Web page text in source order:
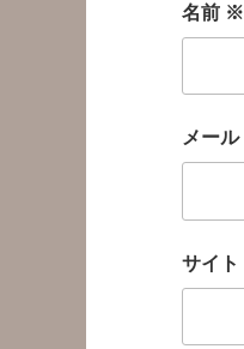
名前 ※
メール
サイト